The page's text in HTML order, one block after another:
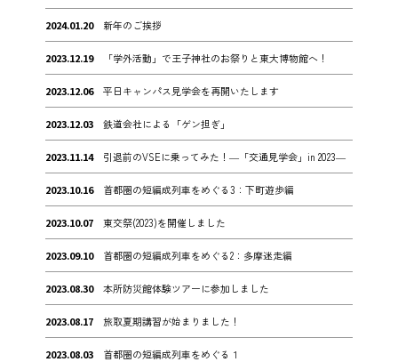
2024.01.20 新年のご挨拶
2023.12.19 「学外活動」で王子神社のお祭りと東大博物館へ！
2023.12.06 平日キャンパス見学会を再開いたします
2023.12.03 鉄道会社による「ゲン担ぎ」
2023.11.14 引退前のVSEに乗ってみた！―「交通見学会」in 2023―
2023.10.16 首都圏の短編成列車をめぐる3：下町遊歩編
2023.10.07 東交祭(2023)を開催しました
2023.09.10 首都圏の短編成列車をめぐる2：多摩迷走編
2023.08.30 本所防災館体験ツアーに参加しました
2023.08.17 旅取夏期講習が始まりました！
2023.08.03 首都圏の短編成列車をめぐる１